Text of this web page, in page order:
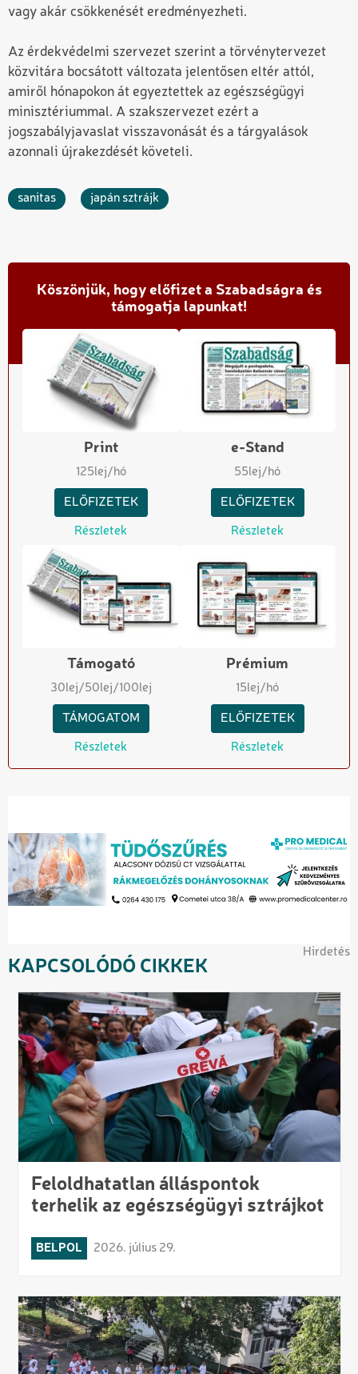
vagy akár csökkenését eredményezheti.
Az érdekvédelmi szervezet szerint a törvénytervezet
közvitára bocsátott változata jelentősen eltér attól,
amiről hónapokon át egyeztettek az egészségügyi
minisztériummal. A szakszervezet ezért a
jogszabályjavaslat visszavonását és a tárgyalások
azonnali újrakezdését követeli.
sanitas japán sztrájk
Köszönjük, hogy előfizet a Szabadságra és
támogatja lapunkat!
Print
125lej/hó
ELŐFIZETEK
Részletek
e-Stand
55lej/hó
ELŐFIZETEK
Részletek
Támogató
30lej/50lej/100lej
TÁMOGATOM
Részletek
Prémium
15lej/hó
ELŐFIZETEK
Részletek
Hirdetés
KAPCSOLÓDÓ CIKKEK
Feloldhatatlan álláspontok
terhelik az egészségügyi sztrájkot
BELPOL 2026. július 29.